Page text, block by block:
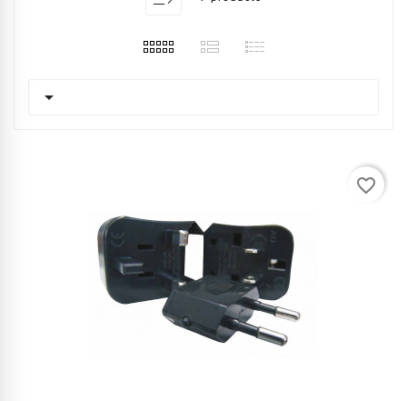

favorite_border